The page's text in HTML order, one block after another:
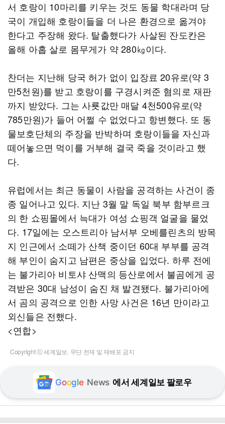
서 호랑이 10마리를 키우는 것도 동물 학대라며 당
국이 개입해 호랑이들을 더 나은 환경으로 옮겨야
한다고 주장해 왔다. 탈출했다가 사살된 잔도칸은
올해 아홉 살로 몸무게가 약 280㎏이다.
찬더는 지난해 당국 허가 없이 입장료 20유로(약 3
만5천원)를 받고 호랑이를 구경시켜준 혐의로 재판
까지 받았다. 그는 사룟값만 매달 4천500유로(약
785만원)가 들어 어쩔 수 없었다고 항변했다. 또 동
물보호단체의 주장을 반박하며 호랑이들을 자신과
떼어놓으면 먹이를 거부해 결국 죽을 것이라고 했
다.
유럽에서는 최근 동물이 사람을 공격하는 사건이 종
종 일어나고 있다. 지난 3월 말 독일 북부 함부르크
의 한 쇼핑몰에서 늑대가 여성 쇼핑객 얼굴을 물었
다. 17일에는 오스트리아 남서부 오베를린츠의 방목
지 인근에서 소떼가 산책 중이던 60대 부부를 공격
해 부인이 숨지고 남편은 중상을 입었다. 하루 전에
는 불가리아 비토샤 산맥의 등산로에서 불곰에게 공
격받은 30대 남성이 숨진 채 발견됐다. 불가리아에
서 곰의 공격으로 인한 사망 사건은 16년 만이라고
외신들은 전했다.
<연합>
Copyright ⓒ 세계일보. 무단 전재 및 재배포 금지
Google News 에서 세계일보 팔로우